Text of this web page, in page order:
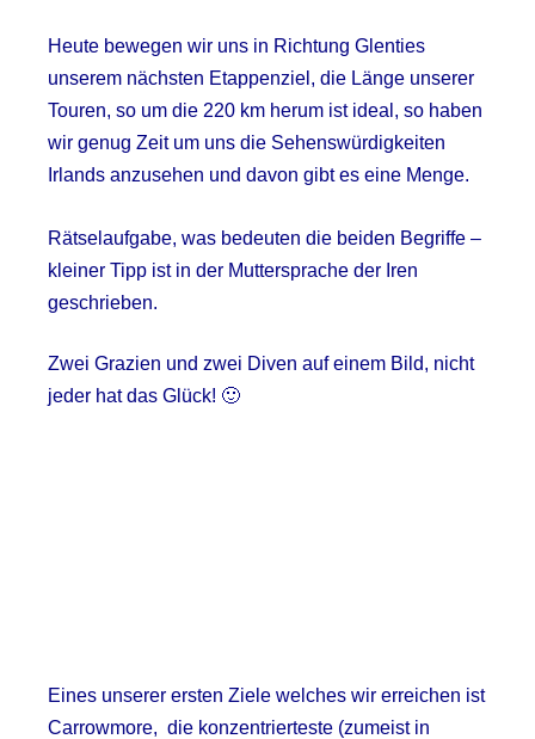
Heute bewegen wir uns in Richtung Glenties
unserem nächsten Etappenziel, die Länge unserer
Touren, so um die 220 km herum ist ideal, so haben
wir genug Zeit um uns die Sehenswürdigkeiten
Irlands anzusehen und davon gibt es eine Menge.
Rätselaufgabe, was bedeuten die beiden Begriffe –
kleiner Tipp ist in der Muttersprache der Iren
geschrieben.
Zwei Grazien und zwei Diven auf einem Bild, nicht
jeder hat das Glück! 🙂
Eines unserer ersten Ziele welches wir erreichen ist
Carrowmore, die konzentrierteste (zumeist in